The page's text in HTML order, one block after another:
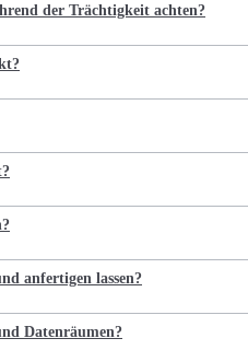
der Trächtigkeit achten?
anfertigen lassen?
Datenräumen?